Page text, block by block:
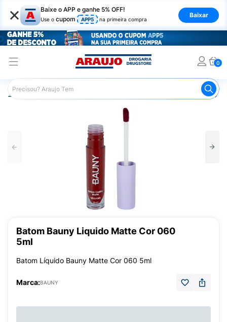
× Baixe o APP e ganhe 5% OFF!
Use o cupom APP5 na primeira compra
Baixar
0
Araujo Maquiagem Batom Bauny
Batom Bauny Liquido Matte Cor 060
5ml
Batom Líquido Bauny Matte Cor 060 5ml
Marca:BAUNY